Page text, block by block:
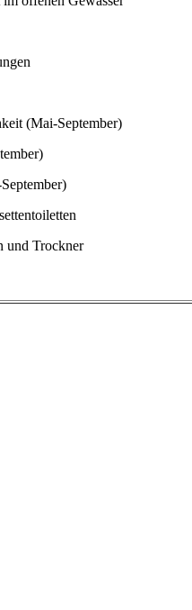
(Mai-September)
und Trockner